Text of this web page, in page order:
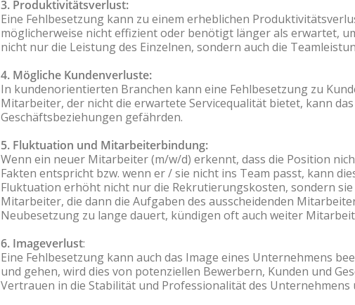
3. Produktivitätsverlust:
Eine Fehlbesetzung kann zu einem erheblichen
möglicherweise nicht effizient oder benötigt länger als erwartet,
nicht nur die Leistung des Einzelnen, sondern auch die
4. Mögliche Kundenverluste:
In kundenorientierten Branchen kann eine Fehlbesetzung zu
Mitarbeiter, der nicht die erwartete Servicequalität bietet, kann
Geschäftsbeziehungen gefährden.
5. Fluktuation und Mitarbeiterbindung:
Wenn ein neuer Mitarbeiter (m/w/d) erkennt, dass die Position
Fakten entspricht bzw. wenn er / sie nicht ins Team passt, kann
Fluktuation erhöht nicht nur die Rekrutierungskosten, sondern
Mitarbeiter, die dann die Aufgaben des ausscheidenden
Neubesetzung zu lange dauert, kündigen oft auch weiter
6. Imageverlust:
Eine Fehlbesetzung kann auch das Image eines Unternehmens
und gehen, wird dies von potenziellen Bewerbern, Kunden und
Vertrauen in die Stabilität und Professionalität des Unternehmens